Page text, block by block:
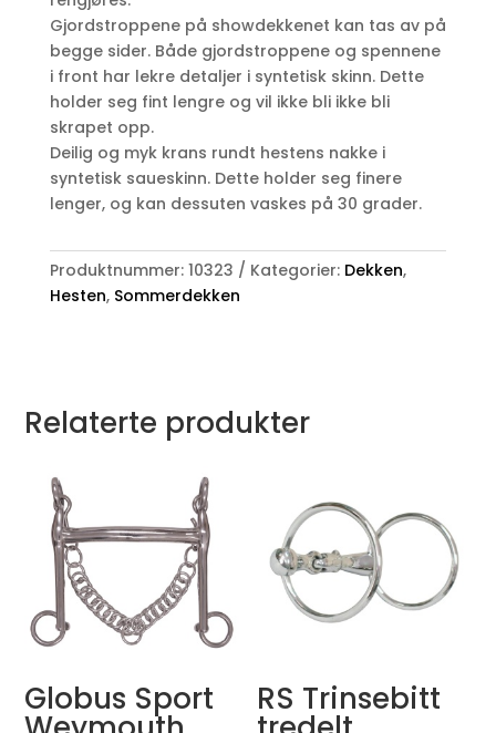
Gjordstroppene på showdekkenet kan tas av på
begge sider. Både gjordstroppene og spennene
i front har lekre detaljer i syntetisk skinn. Dette
holder seg fint lengre og vil ikke bli ikke bli
skrapet opp.
Deilig og myk krans rundt hestens nakke i
syntetisk saueskinn. Dette holder seg finere
lenger, og kan dessuten vaskes på 30 grader.
Produktnummer: 10323 Kategorier: Dekken,
Hesten, Sommerdekken
Relaterte produkter
Globus Sport RS Trinsebitt